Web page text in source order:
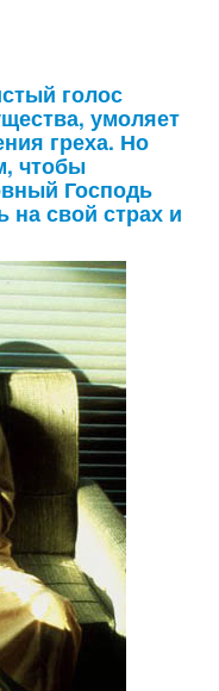
голос
умоляет
греха. Но
чтобы
Господь
на свой страх и